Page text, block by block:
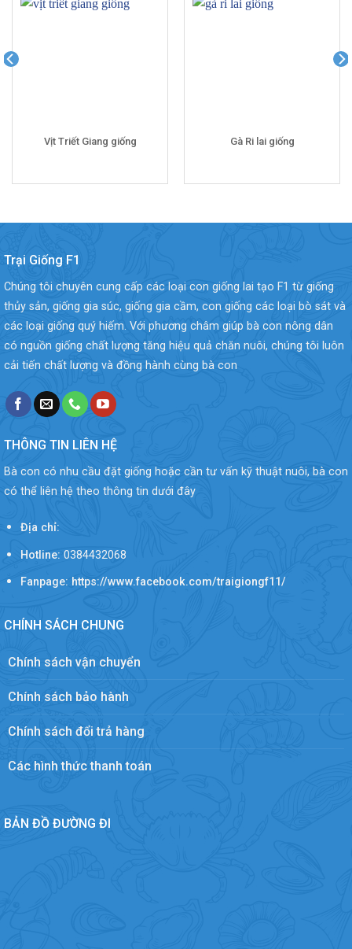
Vịt Triết Giang giống Gà Ri lai giống
Trại Giống F1
Chúng tôi chuyên cung cấp các loại con giống lai tạo F1 từ giống
thủy sản, giống gia súc, giống gia cầm, con giống các loại bò sát và
các loại giống quý hiếm. Với phương châm giúp bà con nông dân
có nguồn giống chất lượng tăng hiệu quả chăn nuôi, chúng tôi luôn
cải tiến chất lượng và đồng hành cùng bà con
THÔNG TIN LIÊN HỆ
Bà con có nhu cầu đặt giống hoặc cần tư vấn kỹ thuật nuôi, bà con
có thể liên hệ theo thông tin dưới đây
Địa chỉ:
Hotline: 0384432068
Fanpage: https://www.facebook.com/traigiongf11/
CHÍNH SÁCH CHUNG
Chính sách vận chuyển
Chính sách bảo hành
Chính sách đổi trả hàng
Các hình thức thanh toán
BẢN ĐỒ ĐƯỜNG ĐI